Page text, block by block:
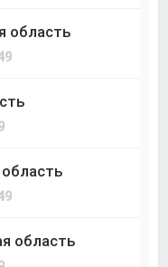
область
область